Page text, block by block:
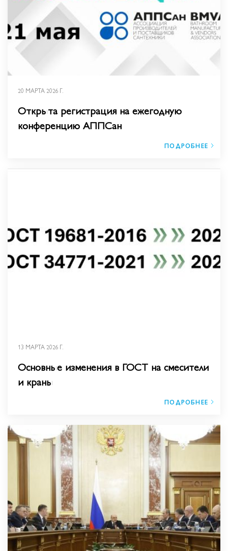
20 МАРТА 2026 Г.
Открыта регистрация на ежегодную
конференцию АППСан
ПОДРОБНЕЕ
13 МАРТА 2026 Г.
Основные изменения в ГОСТ на смесители
и краны
ПОДРОБНЕЕ